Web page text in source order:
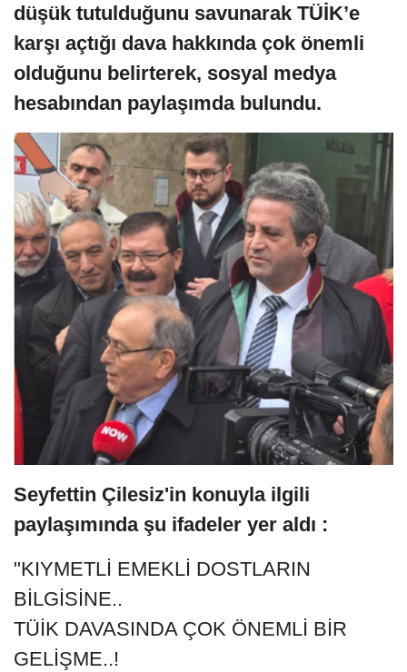
düşük tutulduğunu savunarak TÜİK’e
karşı açtığı dava hakkında çok önemli
olduğunu belirterek, sosyal medya
hesabından paylaşımda bulundu.
Seyfettin Çilesiz'in konuyla ilgili
paylaşımında şu ifadeler yer aldı :
"KIYMETLİ EMEKLİ DOSTLARIN
BİLGİSİNE..
TÜİK DAVASINDA ÇOK ÖNEMLİ BİR
GELİŞME..!